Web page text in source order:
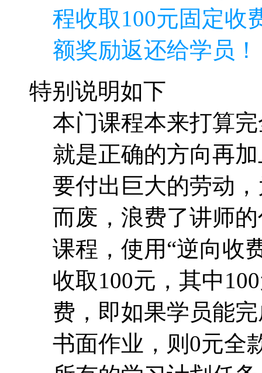
程收取100元固定收
额奖励返还给学员！
特别说明如下
本门课程本来打算
就是正确的方向再
要付出巨大的劳动
而废，浪费了讲师
课程，使用“逆向收
收取100元，其中
费，即如果学员能
书面作业，则0元全